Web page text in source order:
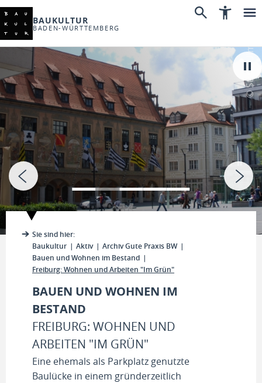
BAUKULTUR
BADEN-WÜRTTEMBERG
© Stadt Ulm
Sie sind hier:
Baukultur
Aktiv
Archiv Gute Praxis BW
Bauen und Wohnen im Bestand
Freiburg: Wohnen und Arbeiten "Im Grün"
BAUEN UND WOHNEN IM
BESTAND
FREIBURG: WOHNEN UND
ARBEITEN "IM GRÜN"
Eine ehemals als Parkplatz genutzte
Baulücke in einem gründerzeitlich